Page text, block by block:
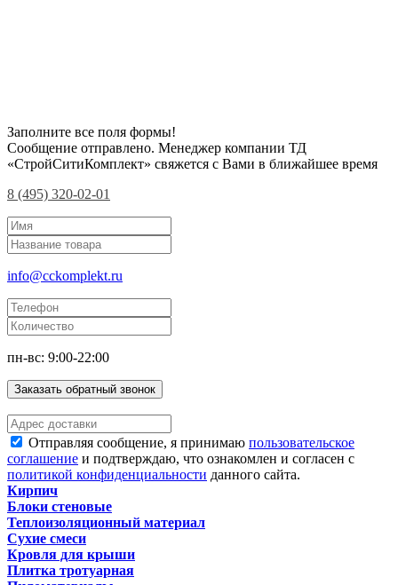
Заполните все поля формы!
Сообщение отправлено. Менеджер компании ТД
«СтройСитиКомплект» свяжется с Вами в ближайшее время
8 (495) 320-02-01
info@cckomplekt.ru
пн-вс: 9:00-22:00
Заказать обратный звонок
Отправляя сообщение, я принимаю пользовательское
соглашение и подтверждаю, что ознакомлен и согласен с
политикой конфиденциальности данного сайта.
Кирпич
Блоки стеновые
Теплоизоляционный материал
Сухие смеси
Кровля для крыши
Плитка тротуарная